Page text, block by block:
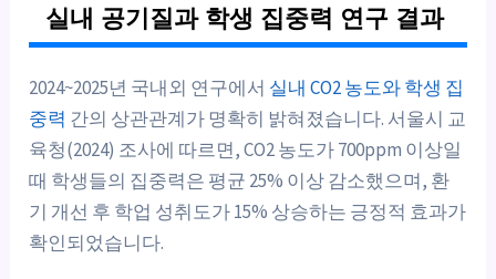
실내 공기질과 학생 집중력 연구 결과
2024~2025년 국내외 연구에서 실내 CO2 농도와 학생 집
중력 간의 상관관계가 명확히 밝혀졌습니다. 서울시 교
육청(2024) 조사에 따르면, CO2 농도가 700ppm 이상일
때 학생들의 집중력은 평균 25% 이상 감소했으며, 환
기 개선 후 학업 성취도가 15% 상승하는 긍정적 효과가
확인되었습니다.